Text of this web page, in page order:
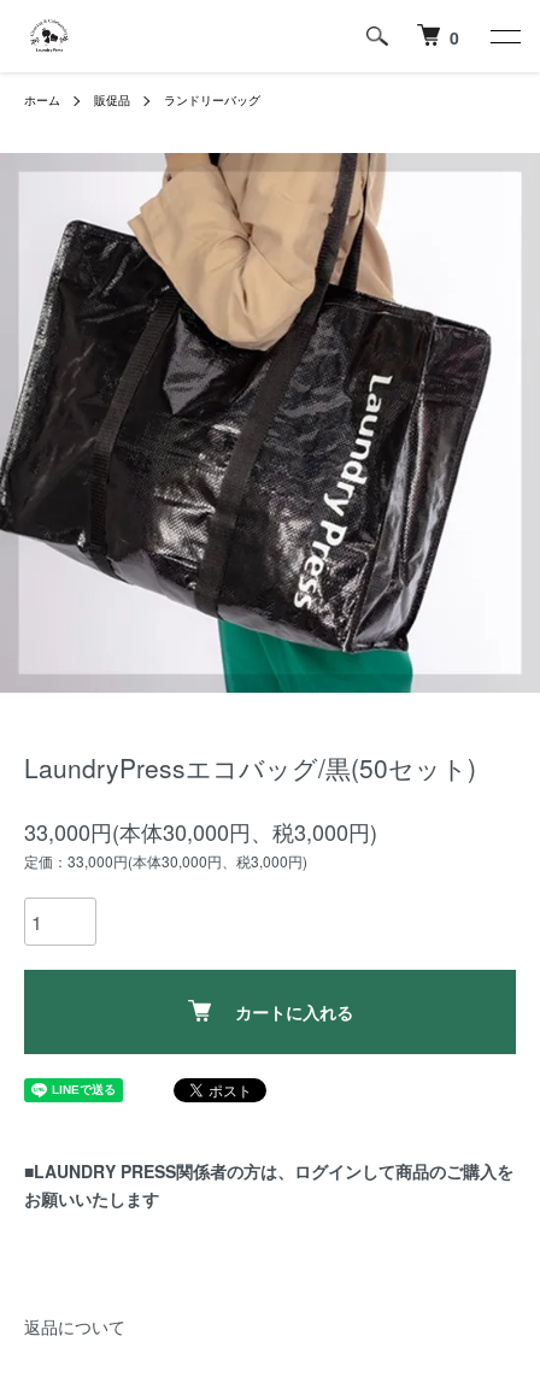
0
ホーム 販促品 ランドリーバッグ
LaundryPressエコバッグ/黒(50セット)
33,000円(本体30,000円、税3,000円)
定価：33,000円(本体30,000円、税3,000円)
カートに入れる
■LAUNDRY PRESS関係者の方は、ログインして商品のご購入を
お願いいたします
返品について